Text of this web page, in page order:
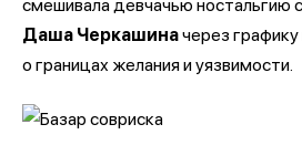
смешивала девчачью ностальгию
Даша Черкашиначерез
о границах желания и уязвимости.